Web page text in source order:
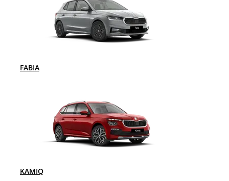
FABIA
KAMIQ